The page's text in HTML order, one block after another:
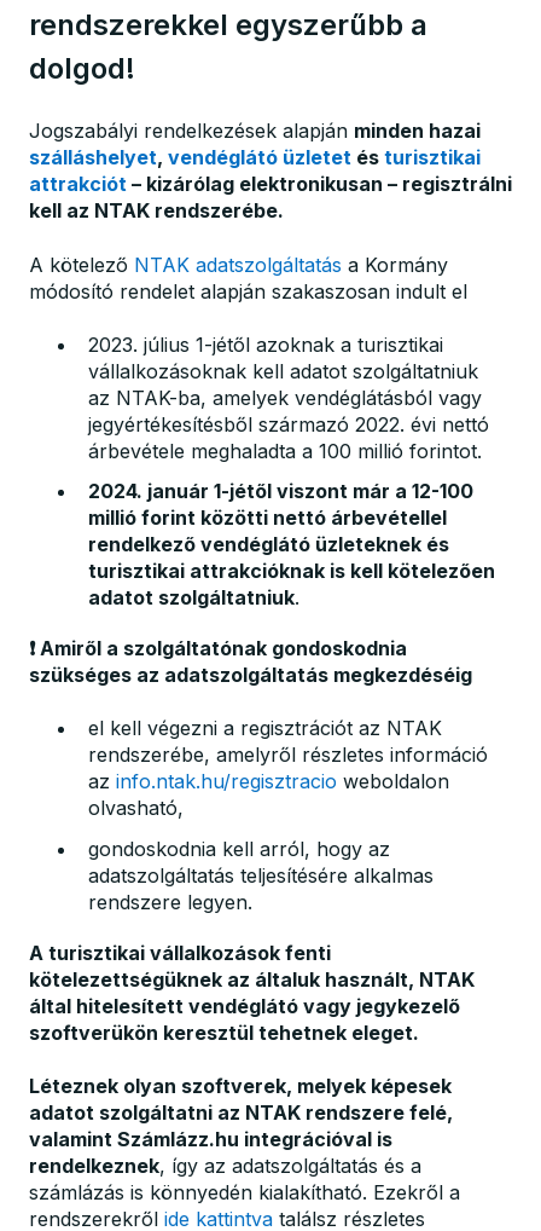
rendszerekkel egyszerűbb a
dolgod!
Jogszabályi rendelkezések alapján minden hazai
szálláshelyet, vendéglátó üzletet és turisztikai
attrakciót – kizárólag elektronikusan – regisztrálni
kell az NTAK rendszerébe.
A kötelező NTAK adatszolgáltatás a Kormány
módosító rendelet alapján szakaszosan indult el
2023. július 1-jétől azoknak a turisztikai
vállalkozásoknak kell adatot szolgáltatniuk
az NTAK-ba, amelyek vendéglátásból vagy
jegyértékesítésből származó 2022. évi nettó
árbevétele meghaladta a 100 millió forintot.
2024. január 1-jétől viszont már a 12-100
millió forint közötti nettó árbevétellel
rendelkező vendéglátó üzleteknek és
turisztikai attrakcióknak is kell kötelezően
adatot szolgáltatniuk.
❗ Amiről a szolgáltatónak gondoskodnia
szükséges az adatszolgáltatás megkezdéséig
el kell végezni a regisztrációt az NTAK
rendszerébe, amelyről részletes információ
az info.ntak.hu/regisztracio weboldalon
olvasható,
gondoskodnia kell arról, hogy az
adatszolgáltatás teljesítésére alkalmas
rendszere legyen.
A turisztikai vállalkozások fenti
kötelezettségüknek az általuk használt, NTAK
által hitelesített vendéglátó vagy jegykezelő
szoftverükön keresztül tehetnek eleget.
Léteznek olyan szoftverek, melyek képesek
adatot szolgáltatni az NTAK rendszere felé,
valamint Számlázz.hu integrációval is
rendelkeznek, így az adatszolgáltatás és a
számlázás is könnyedén kialakítható. Ezekről a
rendszerekről ide kattintva találsz részletes